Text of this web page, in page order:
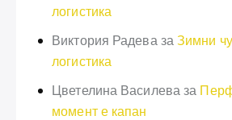
логистика
Виктория РадевазаЗимни
логистика
Цветелина Василева за
момент е капан